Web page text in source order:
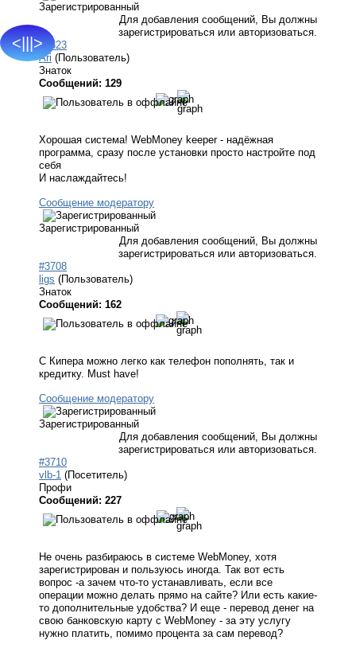
<|||>
Зарегистрированный
Для добавления сообщений, Вы должны
зарегистрироваться или авторизоваться.
#3323
Ari (Пользователь)
Знаток
Сообщений: 129
Хорошая система! WebMoney keeper - надёжная
программа, сразу после установки просто настройте под
себя
И наслаждайтесь!
Сообщение модератору
Зарегистрированный
Для добавления сообщений, Вы должны
зарегистрироваться или авторизоваться.
#3708
ligs (Пользователь)
Знаток
Сообщений: 162
С Кипера можно легко как телефон пополнять, так и
кредитку. Must have!
Сообщение модератору
Зарегистрированный
Для добавления сообщений, Вы должны
зарегистрироваться или авторизоваться.
#3710
vlb-1 (Посетитель)
Профи
Сообщений: 227
Не очень разбираюсь в системе WebMoney, хотя
зарегистрирован и пользуюсь иногда. Так вот есть
вопрос -а зачем что-то устанавливать, если все
операции можно делать прямо на сайте? Или есть какие-
то дополнительные удобства? И еще - перевод денег на
свою банковскую карту с WebMoney - за эту услугу
нужно платить, помимо процента за сам перевод?